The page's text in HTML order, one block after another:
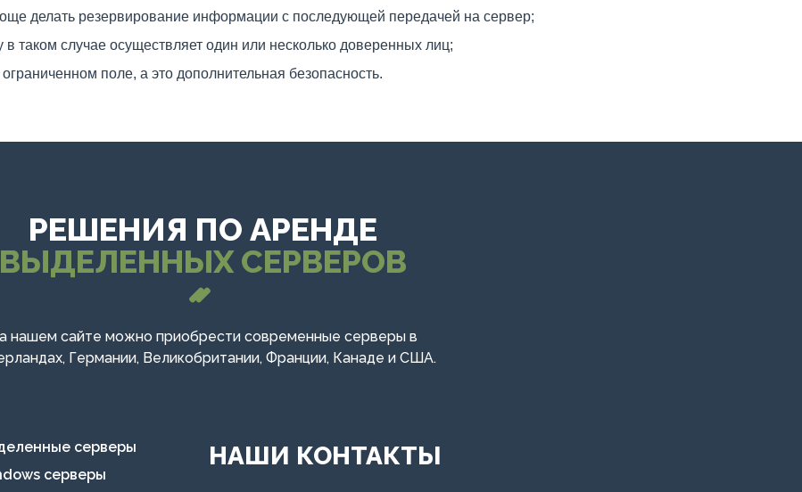
делать резервирование информации с последующей передачей на сервер;
в таком случае осуществляет один или несколько доверенных лиц;
поле, а это дополнительная безопасность.
РЕШЕНИЯ ПО АРЕНДЕ
ВЫДЕЛЕННЫХ СЕРВЕРОВ
нашем сайте можно приобрести современные серверы в
Германии, Великобритании, Франции, Канаде и США.
серверы
серверы
НАШИ КОНТАКТЫ